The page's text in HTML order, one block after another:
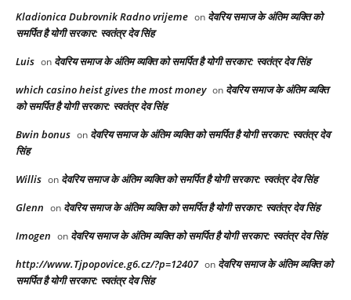
Kladionica Dubrovnik Radno vrijeme on देवरिय समाज के अंतिम व्यक्ति को
समर्पित है योगी सरकार: स्वतंत्र देव सिंह
Luis on देवरिय समाज के अंतिम व्यक्ति को समर्पित है योगी सरकार: स्वतंत्र देव सिंह
which casino heist gives the most money on देवरिय समाज के अंतिम व्यक्ति
को समर्पित है योगी सरकार: स्वतंत्र देव सिंह
Bwin bonus on देवरिय समाज के अंतिम व्यक्ति को समर्पित है योगी सरकार: स्वतंत्र देव
सिंह
Willis on देवरिय समाज के अंतिम व्यक्ति को समर्पित है योगी सरकार: स्वतंत्र देव सिंह
Glenn on देवरिय समाज के अंतिम व्यक्ति को समर्पित है योगी सरकार: स्वतंत्र देव सिंह
Imogen on देवरिय समाज के अंतिम व्यक्ति को समर्पित है योगी सरकार: स्वतंत्र देव सिंह
http://www.Tjpopovice.g6.cz/?p=12407 on देवरिय समाज के अंतिम व्यक्ति को
समर्पित है योगी सरकार: स्वतंत्र देव सिंह